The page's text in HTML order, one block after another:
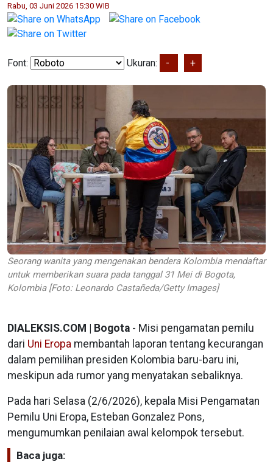
Rabu, 03 Juni 2026 15:30 WIB
Font: Ukuran: - +
Seorang wanita yang mengenakan bendera Kolombia mendaftar
untuk memberikan suara pada tanggal 31 Mei di Bogota,
Kolombia [Foto: Leonardo Castañeda/Getty Images]
DIALEKSIS.COM | Bogota - Misi pengamatan pemilu
dari Uni Eropa membantah laporan tentang kecurangan
dalam pemilihan presiden Kolombia baru-baru ini,
meskipun ada rumor yang menyatakan sebaliknya.
Pada hari Selasa (2/6/2026), kepala Misi Pengamatan
Pemilu Uni Eropa, Esteban Gonzalez Pons,
mengumumkan penilaian awal kelompok tersebut.
Baca juga: